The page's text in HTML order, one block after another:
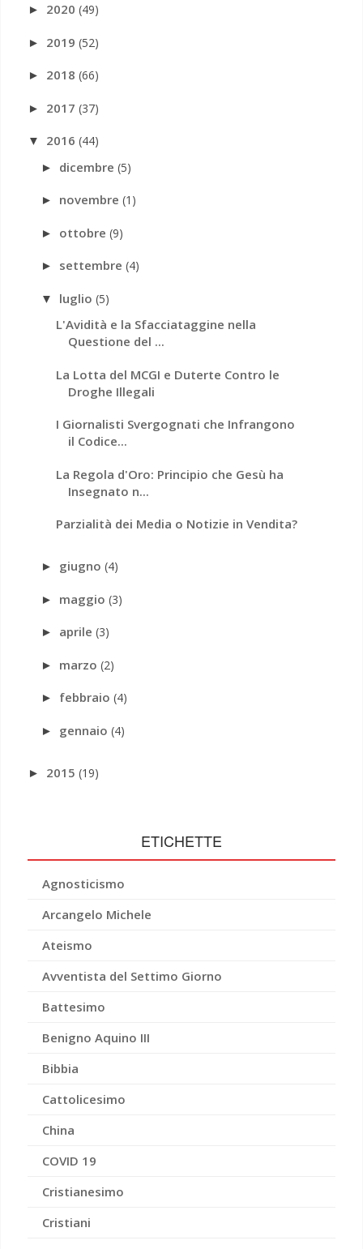
► 2020 (49)
► 2019 (52)
► 2018 (66)
► 2017 (37)
▼ 2016 (44)
► dicembre(5)
► novembre(1)
► ottobre(9)
► settembre(4)
▼ luglio(5)
L'Avidità e la Sfacciataggine nella
Questione del ...
La Lotta del MCGI e Duterte Contro le
Droghe Illegali
I Giornalisti Svergognati che Infrangono
il Codice...
La Regola d'Oro: Principio che Gesù ha
Insegnato n...
Parzialità dei Media o Notizie in Vendita?
► giugno(4)
► maggio(3)
► aprile(3)
► marzo(2)
► febbraio(4)
► gennaio(4)
► 2015 (19)
ETICHETTE
Agnosticismo
Arcangelo Michele
Ateismo
Avventista del Settimo Giorno
Battesimo
Benigno Aquino III
Bibbia
Cattolicesimo
China
COVID 19
Cristianesimo
Cristiani